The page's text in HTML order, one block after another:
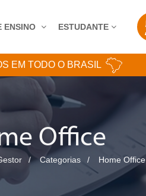
ENSINO ESTUDANTE
EM TODO O BRASIL
Office
Categorias Home Office